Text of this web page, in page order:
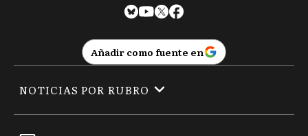
Añadir como fuente en
NOTICIAS POR RUBRO